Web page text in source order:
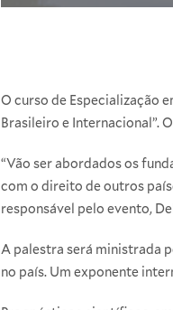
O curso de Especialização
Brasileiro e Internacional”.
“Vão ser abordados os
com o direito de outros
responsável pelo evento,
A palestra será ministrada
no país. Um exponente